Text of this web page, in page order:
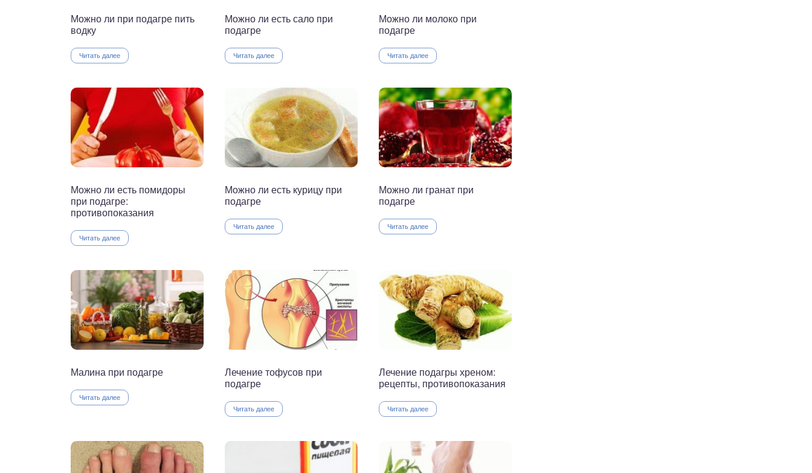
Можно ли при подагре пить
водку
Читать далее
Можно ли есть сало при
подагре
Читать далее
Можно ли молоко при
подагре
Читать далее
Можно ли есть помидоры
при подагре:
противопоказания
Читать далее
Можно ли есть курицу при
подагре
Читать далее
Можно ли гранат при
подагре
Читать далее
Малина при подагре
Читать далее
Лечение тофусов при
подагре
Читать далее
Лечение подагры хреном:
рецепты, противопоказания
Читать далее